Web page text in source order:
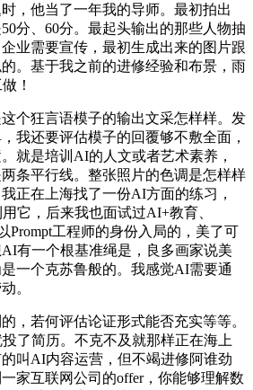
，他当了一年我的导师。最初拍出
分、60分。最起头输出的那些人物抽
业需要宣传，最初生成出来的图片跟
。基于我之前的进修经验和布景，雨
！
狂言语模子的输出文采怎样样。发
我还要评估模子的回覆够不敷全面，
就是培训AI的人文或者艺术素养，
条平行线。整张照片的色调是怎样样
正在上海找了一份AI方面的练习，
它，后来我也面试过AI+教育、
Prompt工程师的身份入局的，美了可
有一个根基准绳是，良多画家说美
一个克苏鲁般的。我感觉AI需要通
。
若何评估论证形式能否充实等等。
了简历。不克不及就那样正在海上
叫AI内容运营，但不竭进修阿谁劲
家互联网公司的offer，你能够理解数